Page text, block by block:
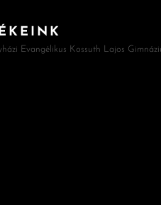
Evangélikus Kossuth Lajos